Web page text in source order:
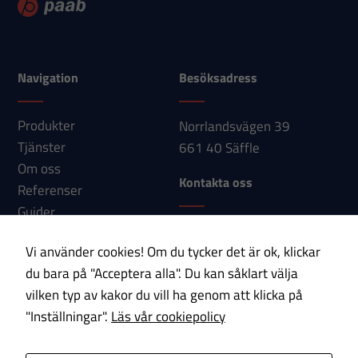
Navigation
Produkter
Tjänster
Om oss
Referenser
Guider
Kontakt
Besöksadress
Norrlandsvägen 39
661 40 Säffle
Kontakta oss
E-post:
info@paab.com
Prenumerera på vårt nyhetsbrev!
Vi använder cookies! Om du tycker det är ok, klickar
du bara på "Acceptera alla". Du kan såklart välja
vilken typ av kakor du vill ha genom att klicka på
"Inställningar". Läs vår cookiepolicy
För att vår
hemsida ska
bra som
Om du nekar
dessa
cookies
kommer viss
funktionalitet